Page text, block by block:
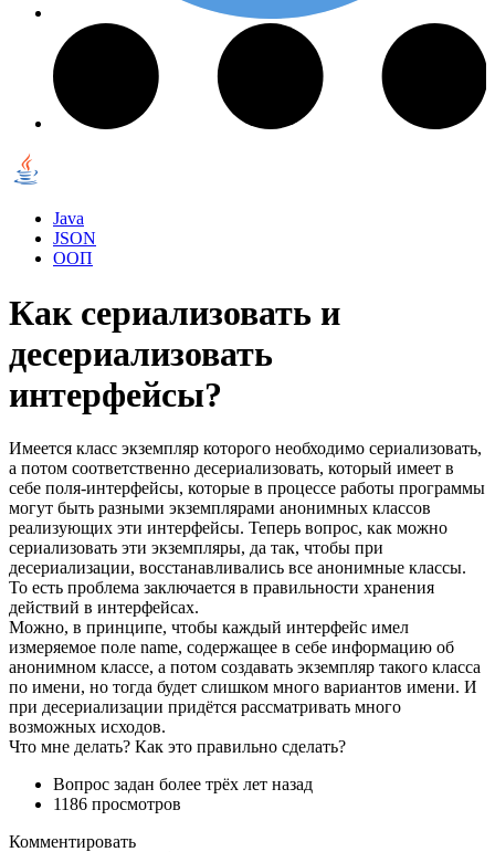
Java
JSON
ООП
Как сериализовать и
десериализовать
интерфейсы?
Имеется класс экземпляр которого необходимо сериализовать,
а потом соответственно десериализовать, который имеет в
себе поля-интерфейсы, которые в процессе работы программы
могут быть разными экземплярами анонимных классов
реализующих эти интерфейсы. Теперь вопрос, как можно
сериализовать эти экземпляры, да так, чтобы при
десериализации, восстанавливались все анонимные классы.
То есть проблема заключается в правильности хранения
действий в интерфейсах.
Можно, в принципе, чтобы каждый интерфейс имел
измеряемое поле name, содержащее в себе информацию об
анонимном классе, а потом создавать экземпляр такого класса
по имени, но тогда будет слишком много вариантов имени. И
при десериализации придётся рассматривать много
возможных исходов.
Что мне делать? Как это правильно сделать?
Вопрос задан более трёх лет назад
1186 просмотров
Комментировать